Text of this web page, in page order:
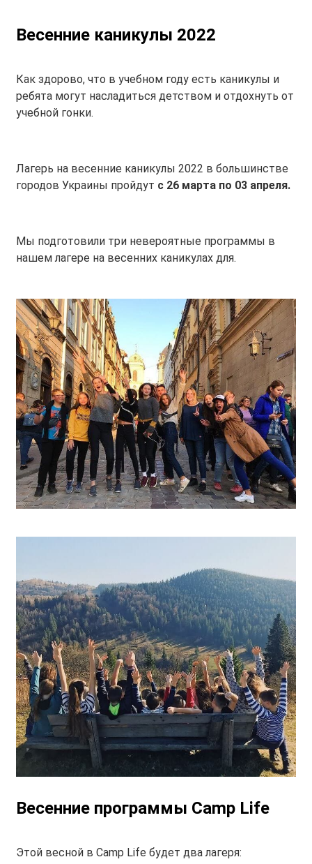
Весенние каникулы 2022
Как здорово, что в учебном году есть каникулы и
ребята могут насладиться детством и отдохнуть от
учебной гонки.
Лагерь на весенние каникулы 2022 в большинстве
городов Украины пройдут с 26 марта по 03 апреля.
Мы подготовили три невероятные программы в
нашем лагере на весенних каникулах для.
Весенние программы Camp Life
Этой весной в Сamp Life будет два лагеря: